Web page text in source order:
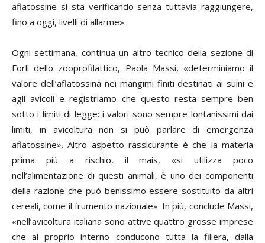
aflatossine si sta verificando senza tuttavia raggiungere,
fino a oggi, livelli di allarme».
Ogni settimana, continua un altro tecnico della sezione di
Forlì dello zooprofilattico, Paola Massi, «determiniamo il
valore dell’aflatossina nei mangimi finiti destinati ai suini e
agli avicoli e registriamo che questo resta sempre ben
sotto i limiti di legge: i valori sono sempre lontanissimi dai
limiti, in avicoltura non si può parlare di emergenza
aflatossine». Altro aspetto rassicurante è che la materia
prima più a rischio, il mais, «si utilizza poco
nell’alimentazione di questi animali, è uno dei componenti
della razione che può benissimo essere sostituito da altri
cereali, come il frumento nazionale». In più, conclude Massi,
«nell’avicoltura italiana sono attive quattro grosse imprese
che al proprio interno conducono tutta la filiera, dalla